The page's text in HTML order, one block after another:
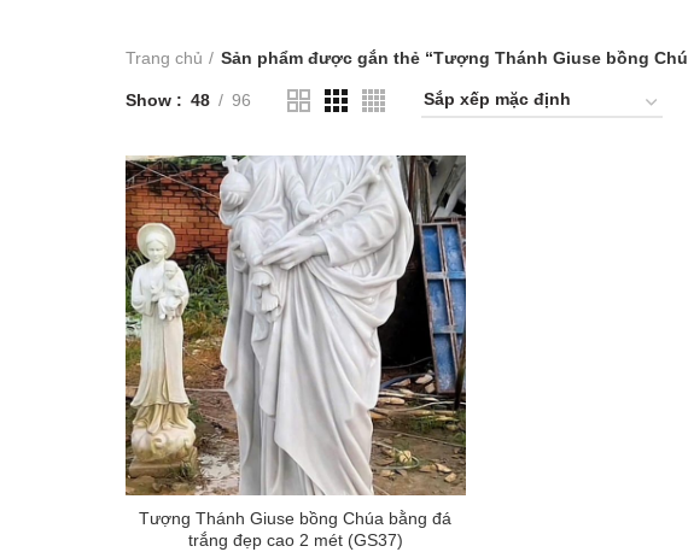
Trang chủ Sản phẩm được gắn thẻ “Tượng Thánh Giuse bồng
Show 48 96
Tượng Thánh Giuse bồng Chúa bằng đá
trắng đẹp cao 2 mét (GS37)